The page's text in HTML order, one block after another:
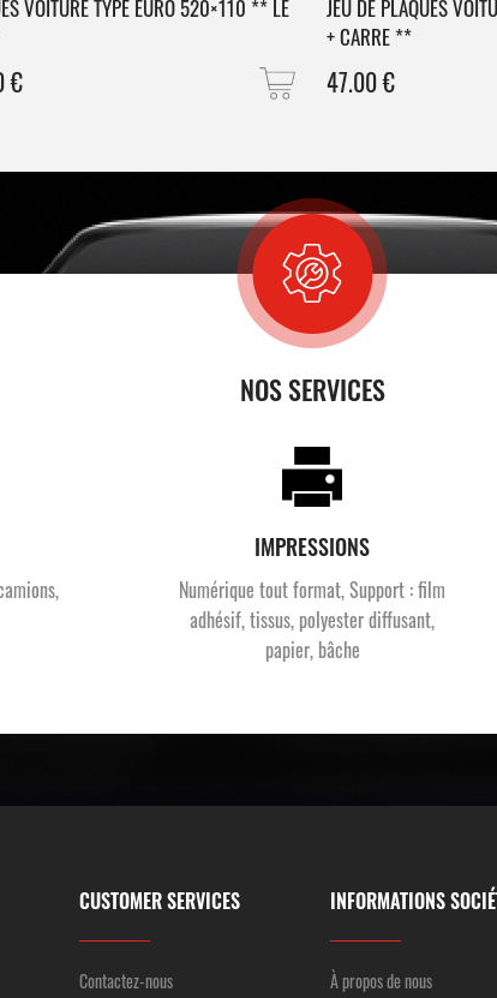
VOITURE TYPE EURO 520×110 ** LE
€
JEU DE PLAQUES
+ CARRE **
47.00€
NOS SERVICES
IMPRESSIONS
Numérique tout format, Support : film
adhésif, tissus, polyester diffusant,
papier, bâche
CUSTOMER SERVICES
Contactez-nous
INFORMATIONS
À propos de nous